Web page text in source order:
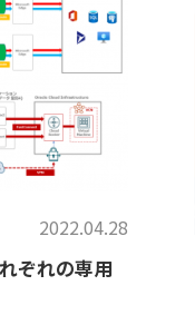
2022.04.28
ぞれの専用